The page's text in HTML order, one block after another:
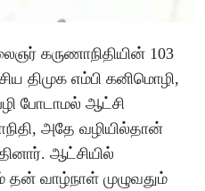
கருணாநிதியின் 103
திமுக எம்பி கனிமொழி,
போடாமல் ஆட்சி
அதே வழியில்தான்
ஆட்சியில்
தன் வாழ்நாள் முழுவதும்